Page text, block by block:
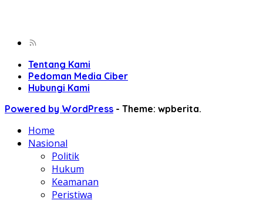
Tentang Kami
Pedoman Media Ciber
Hubungi Kami
Powered by WordPress - Theme: wpberita.
Home
Nasional
Politik
Hukum
Keamanan
Peristiwa